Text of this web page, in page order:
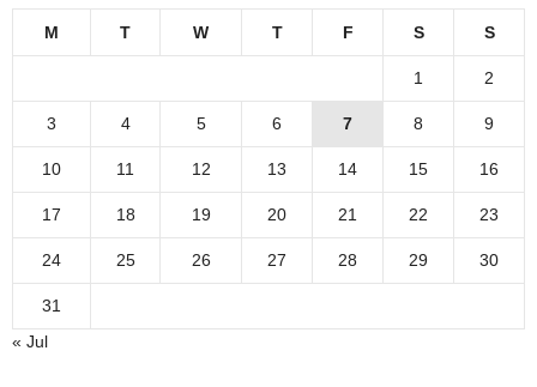
M T W T F S S
1 2
3 4 5 6 7 8 9
10 11 12 13 14 15 16
17 18 19 20 21 22 23
24 25 26 27 28 29 30
31
« Jul